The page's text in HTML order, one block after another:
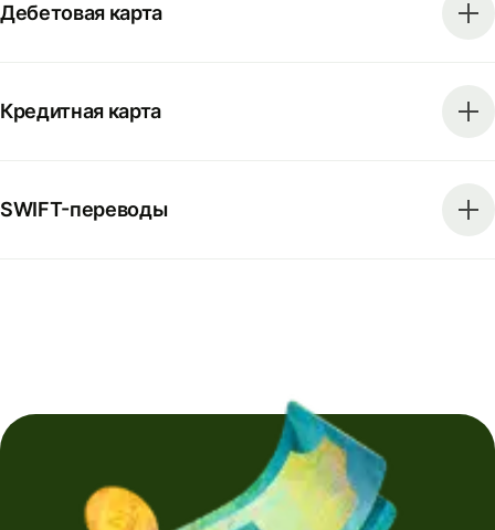
Дебетовая карта
Кредитная карта
SWIFT-переводы